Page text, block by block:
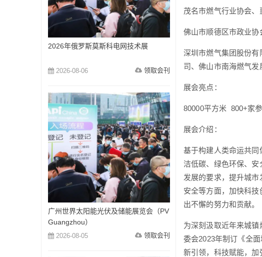
茂名市燃气行业协会
佛山市顺德区市政业协
深圳市燃气集团股份
司、佛山市南海燃气发
展会亮点：
80000平方米 800+家
展会介绍：
基于构建人类命运共同
洁低碳、绿色环保、
发展的要求，提升城
安全等方面，加快科
出不懈的努力和贡献。
为深刻汲取近年来城
委会2023年制订《全
新引领，科技赋能，加
2026年俄罗斯莫斯科电网技术展
2026-08-06 领取会刊
广州世界太阳能光伏及储能展览会（PV
Guangzhou）
2026-08-05 领取会刊